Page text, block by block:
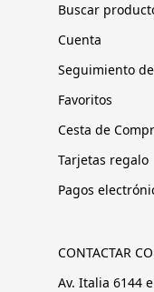
Buscar
Cuenta
Seguimiento
Favoritos
Cesta de
Tarjetas regalo
Pagos
CONTACTAR
Av. Italia 6144